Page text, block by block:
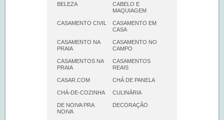
BELEZA
CABELO E
MAQUIAGEM
CASAMENTO CIVIL
CASAMENTO EM
CASA
CASAMENTO NA
PRAIA
CASAMENTO NO
CAMPO
CASAMENTOS NA
PRAIA
CASAMENTOS
REAIS
CASAR.COM CHÁ DE PANELA
CHÁ-DE-COZINHA CULINÁRIA
DE NOIVA PRA
NOIVA
DECORAÇÃO